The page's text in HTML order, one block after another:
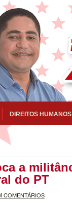
DIREITOS HUMANOS
a
do PT
COMENTÁRIOS